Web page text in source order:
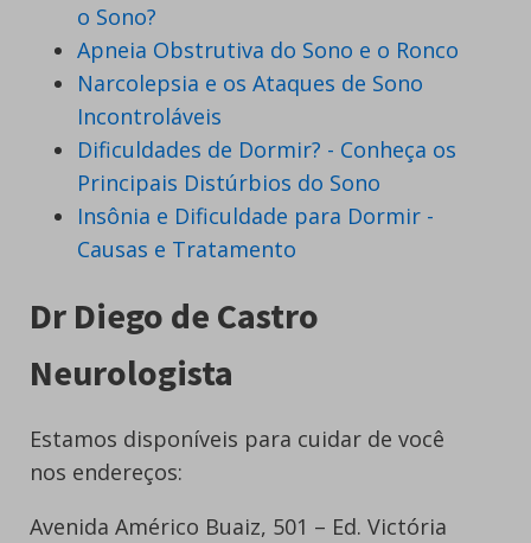
o Sono?
Apneia Obstrutiva do Sono e o Ronco
Narcolepsia e os Ataques de Sono
Incontroláveis
Dificuldades de Dormir? - Conheça os
Principais Distúrbios do Sono
Insônia e Dificuldade para Dormir -
Causas e Tratamento
Dr Diego de Castro
Neurologista
Estamos disponíveis para cuidar de você
nos endereços:
Avenida Américo Buaiz, 501 – Ed. Victória